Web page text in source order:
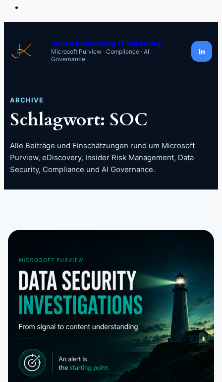
springen
Julian Kusenberg IT Beratung
Microsoft Purview · Compliance · AI
Governance
in
ARCHIVE
Schlagwort: SOC
Alle Beiträge und Einschätzungen rund um Microsoft
Purview, eDiscovery, Insider Risk Management, Data
Security, Compliance und AI Governance.